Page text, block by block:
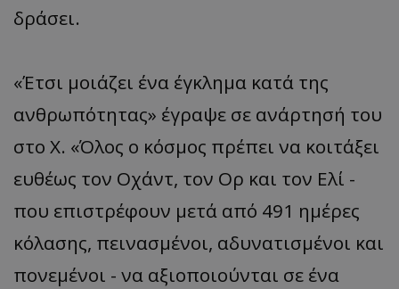
δράσει.
«Έτσι μοιάζει ένα έγκλημα κατά της
ανθρωπότητας» έγραψε σε ανάρτησή του
στο X. «Όλος ο κόσμος πρέπει να κοιτάξει
ευθέως τον Οχάντ, τον Ορ και τον Ελί -
που επιστρέφουν μετά από 491 ημέρες
κόλασης, πεινασμένοι, αδυνατισμένοι και
πονεμένοι - να αξιοποιούνται σε ένα